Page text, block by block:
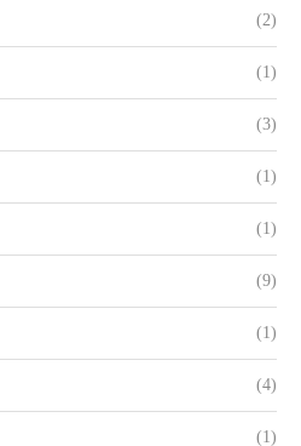
(2)
(1)
(3)
(1)
(1)
(9)
(1)
(4)
(1)